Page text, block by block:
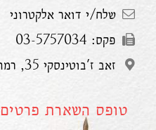
שלח/י דואר אלקטרוני
פקס: 03-5757034
זאב ז'בוטינסקי 35, רמת גן (התאומים 2)
טופס השארת פרטים